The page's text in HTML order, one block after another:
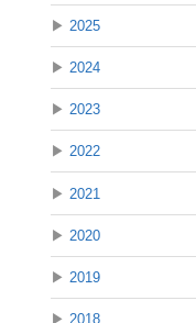
▶ 2025
▶ 2024
▶ 2023
▶ 2022
▶ 2021
▶ 2020
▶ 2019
▶ 2018